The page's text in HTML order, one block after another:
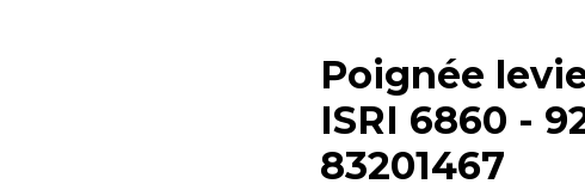
Poignée
ISRI 6860 -
83201467